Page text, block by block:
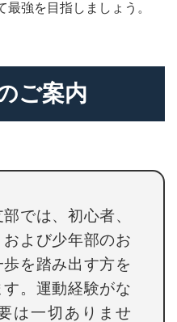
強を目指しましょう。
ご案内
では、初心者、
よび少年部のお
を踏み出す方を
。運動経験がな
は一切ありませ